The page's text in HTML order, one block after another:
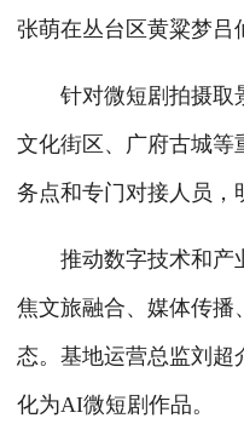
张萌在丛台区黄粱梦吕
针对微短剧拍摄取景
文化街区、广府古城等
务点和专门对接人员，
推动数字技术和产业
焦文旅融合、媒体传播
态。基地运营总监刘超
化为AI微短剧作品。